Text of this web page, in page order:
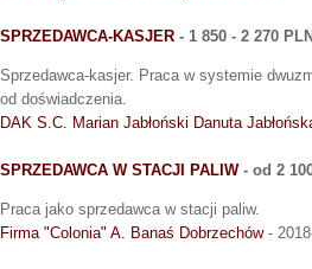
SPRZEDAWCA-KASJER - 1 850 - 2 270 PLN
Sprzedawca-kasjer. Praca w systemie
od doświadczenia.
DAK S.C. Marian Jabłoński Danuta
SPRZEDAWCA W STACJI PALIW- od 2
Praca jako sprzedawca w stacji paliw.
Firma "Colonia" A. Banaś Dobrzechów-